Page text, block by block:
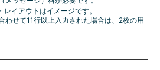
イアウトはイメージです。
わせて11行以上入力された場合は、2枚の用